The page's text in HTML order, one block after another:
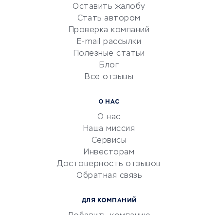
Красота и здоровье
Сервисы по поиску работы
Сетевой маркетинг
УСЛУГИ ДЛЯ БИЗНЕСА
документооборот
Юридические компании
Оставить жалобу
Стать автором
Проверка компаний
E-mail рассылки
Полезные статьи
Блог
Все отзывы
О НАС
О нас
Наша миссия
Сервисы
Инвесторам
Достоверность отзывов
Обратная связь
ДЛЯ КОМПАНИЙ